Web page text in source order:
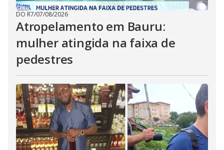
DO R7/07/08/2026
Atropelamento em Bauru:
mulher atingida na faixa de
pedestres